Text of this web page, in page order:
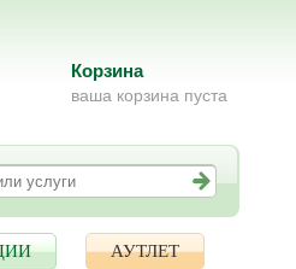
Корзина
ваша корзина пуста
АУТЛЕТ